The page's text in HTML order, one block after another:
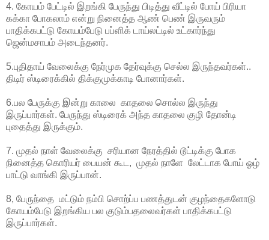
4. கோயம் பேட்டில் இறங்கி பேருந்து பிடித்து வீட்டில் போய் பிரியா
கக்கா போகலாம் என்று நினைத்த ஆண் பெண் இருவரும்
பாதிக்கபட்டு கோயம்பேடு பப்ளிக் டாய்லட்டில் உட்கார்ந்து
ஜென்மசாபம் அடைந்தனர்.
5.புதிதாய் வேலைக்கு நேர்முக தேர்வுக்கு செல்ல இருந்தவர்கள்..
திடிர் ஸ்டிரைக்கில் திக்குமுக்காடி போனார்கள்.
6.பல பேருக்கு இன்று காலை காதலை சொல்ல இருந்து
இருப்பார்கள். பேருந்து ஸ்டிரைக் அந்த காதலை குழி தோன்டி
புதைத்து இருக்கும்.
7. முதல் நாள் வேலைக்கு சரியான நேரத்தில் டூட்டிக்கு போக
நினைத்த கொரியர் பையன் கூட, முதல் நாளே லேட்டாக போய் ஓழ்
பாட்டு வாங்கி இருப்பான்.
8, பேருந்தை மட்டும் நம்பி சொற்ப்ப பணத்துடன் குழந்தைகளோடு
கோயம்பேடு இறங்கிய பல குடும்பதலைவர்கள் பாதிக்கபட்டு
இருப்பார்கள்.